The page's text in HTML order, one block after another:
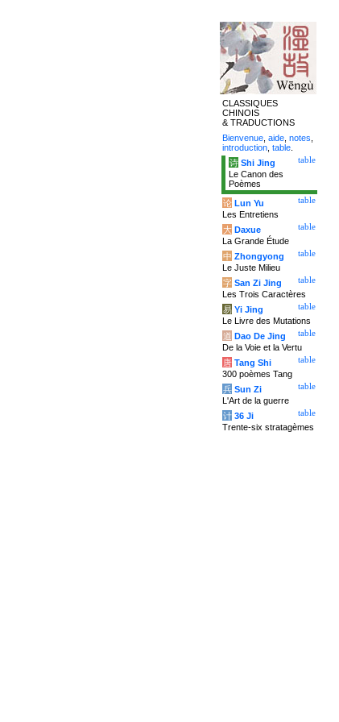
CLASSIQUES
CHINOIS
& TRADUCTIONS
Bienvenue aide notes
introduction table
table
诗 Shi Jing
Le Canon des
Poèmes
table
论 Lun Yu
Les Entretiens
table
大 Daxue
La Grande Étude
table
中 Zhongyong
Le Juste Milieu
table
字 San Zi Jing
Les Trois Caractères
table
易 Yi Jing
Le Livre des Mutations
table
道 Dao De Jing
De la Voie et la Vertu
table
唐 Tang Shi
300 poèmes Tang
table
兵 Sun Zi
L'Art de la guerre
table
计 36 Ji
Trente-six stratagèmes